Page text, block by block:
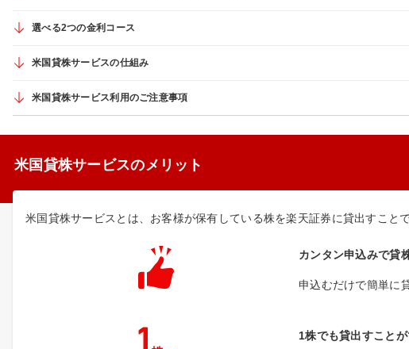
選べる2つの金利コース
米国貸株サービスの仕組み
米国貸株サービス利用のご注意事項
米国貸株サービスのメリット
米国貸株サービスとは、お客様が保有している株を楽天証券に貸出すこ
カンタン申込みで貸
申込むだけで簡単に
1株でも貸出すことが